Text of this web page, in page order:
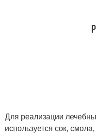
Для реализации
используется сок,